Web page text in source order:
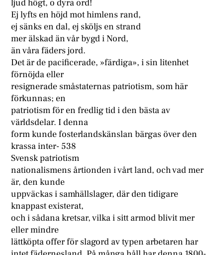
ljud högt, o dyra ord!
Ej lyfts en höjd mot himlens rand,
ej sänks en dal, ej sköljs en strand
mer älskad än vår bygd i Nord,
än våra fäders jord.
Det är de pacificerade, »färdiga», i sin litenhet
förnöjda eller
resignerade småstaternas patriotism, som här
förkunnas; en
patriotism för en fredlig tid i den bästa av
världsdelar. I denna
form kunde fosterlandskänslan bärgas över den
krassa inter- 538
Svensk patriotism
nationalismens årtionden i vårt land, och vad mer
är, den kunde
uppväckas i samhällslager, där den tidigare
knappast existerat,
och i sådana kretsar, vilka i sitt armod blivit mer
eller mindre
lättköpta offer för slagord av typen arbetaren har